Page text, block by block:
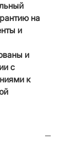
на
и
и
с
к